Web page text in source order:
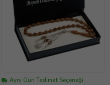
Aynı Gün Teslimat Seçeneği